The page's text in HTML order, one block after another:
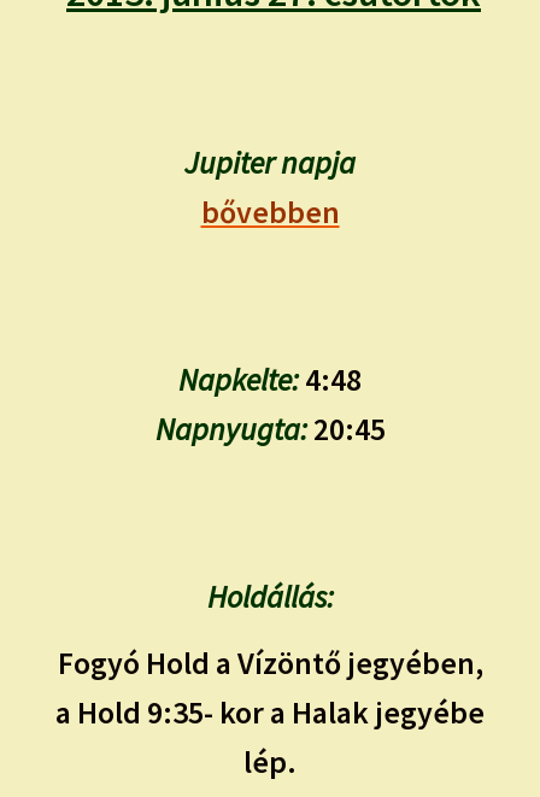
IRATKOZZ FEL A VIDEÓ CSATORNÁNKRA!
TAROT ELEMZÉS MEGRENDELÉSE LIMITÁLT!
Jupiter napja
bővebben
Napkelte:4:48
Napnyugta:20:45
Holdállás:
Fogyó Hold a Vízöntő jegyében,
a Hold 9:35- kor a Halak jegyébe
lép.